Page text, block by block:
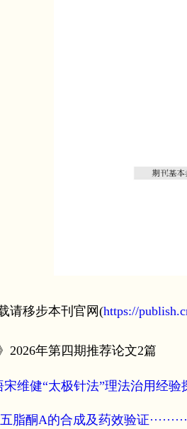
请移步本刊官网(https://
2026年第四期推荐论文2篇
健“太极针法”理法治用经验探赜
酮A的合成及药效验证